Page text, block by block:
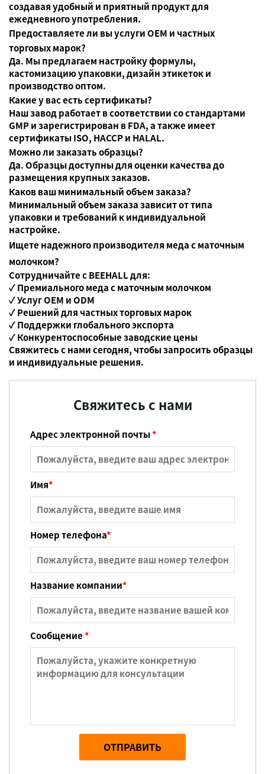
создавая удобный и приятный продукт для
ежедневного употребления.
Предоставляете ли вы услуги OEM и частных
торговых марок?
Да. Мы предлагаем настройку формулы,
кастомизацию упаковки, дизайн этикеток и
производство оптом.
Какие у вас есть сертификаты?
Наш завод работает в соответствии со стандартами
GMP и зарегистрирован в FDA, а также имеет
сертификаты ISO, HACCP и HALAL.
Можно ли заказать образцы?
Да. Образцы доступны для оценки качества до
размещения крупных заказов.
Каков ваш минимальный объем заказа?
Минимальный объем заказа зависит от типа
упаковки и требований к индивидуальной
настройке.
Ищете надежного производителя меда с маточным
молочком?
Сотрудничайте с BEEHALL для:
✓ Премиального меда с маточным молочком
✓ Услуг OEM и ODM
✓ Решений для частных торговых марок
✓ Поддержки глобального экспорта
✓ Конкурентоспособные заводские цены
Свяжитесь с нами сегодня, чтобы запросить образцы
и индивидуальные решения.
Свяжитесь с нами
Адрес электронной почты*
Имя*
Номер телефона*
Название компании*
Сообщение*
ОТПРАВИТЬ